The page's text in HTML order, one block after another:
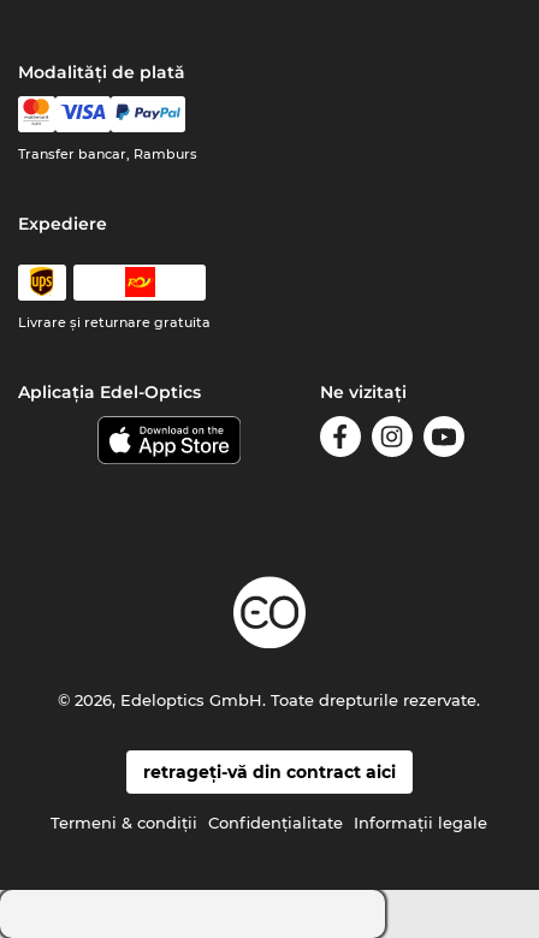
Modalități de plată
Transfer bancar, Ramburs
Expediere
Livrare şi returnare gratuita
Aplicația Edel-Optics Ne vizitați
retrageți-vă din contract aici
Termeni & condiţii Confidenţialitate Informaţii legale
© 2026, Edeloptics GmbH. Toate drepturile rezervate.